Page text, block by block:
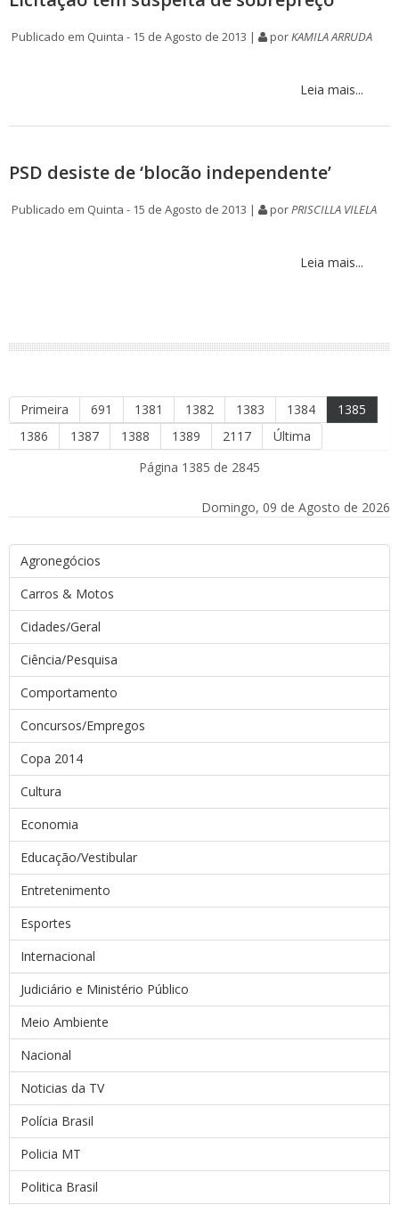
Publicado em Quinta - 15 de Agosto de 2013 | porKAMILA ARRUDA
Leia mais...
PSD desiste de ‘blocão independente’
Publicado em Quinta - 15 de Agosto de 2013 | porPRISCILLA VILELA
Leia mais...
Primeira 691 1381 1382 1383 1384
1385
1386
1387 1388 1389 2117
Última
Página 1385 de 2845
Domingo, 09 de Agosto de 2026
Agronegócios
Carros & Motos
Cidades/Geral
Ciência/Pesquisa
Comportamento
Concursos/Empregos
Copa 2014
Cultura
Economia
Educação/Vestibular
Entretenimento
Esportes
Internacional
Judiciário e Ministério Público
Meio Ambiente
Nacional
Noticias da TV
Polícia Brasil
Policia MT
Politica Brasil